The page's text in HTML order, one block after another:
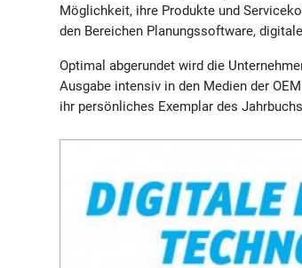
Möglichkeit, ihre Produkte und
den Bereichen Planungssoftware,
Optimal abgerundet wird die
Ausgabe intensiv in den Medien der
ihr persönliches Exemplar des